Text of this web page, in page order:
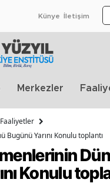
Künye İletişim
Merkezler
Yarını Konulu toplantı
Konulu